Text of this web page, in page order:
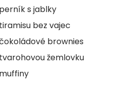
s jablky
bez vajec
brownies
žemlovku